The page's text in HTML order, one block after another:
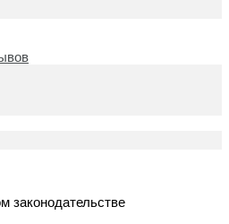
законодательстве